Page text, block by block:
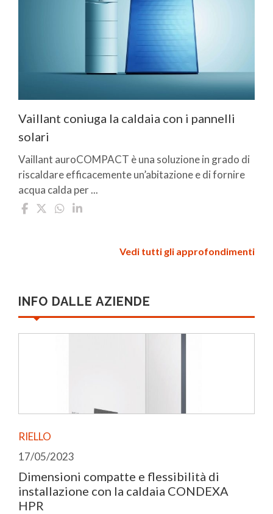
Vaillant coniuga la caldaia con i pannelli
solari
Vaillant auroCOMPACT è una soluzione in grado di
riscaldare efficacemente un’abitazione e di fornire
acqua calda per ...
Vedi tutti gli approfondimenti
INFO DALLE AZIENDE
RIELLO
17/05/2023
Dimensioni compatte e flessibilità di
installazione con la caldaia CONDEXA
HPR